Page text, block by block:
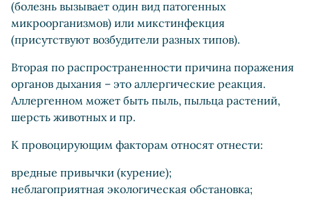
(болезнь вызывает один вид патогенных
микроорганизмов) или микстинфекция
(присутствуют возбудители разных типов).
Вторая по распространенности причина поражения
органов дыхания – это аллергические реакция.
Аллергенном может быть пыль, пыльца растений,
шерсть животных и пр.
К провоцирующим факторам относят отнести:
вредные привычки (курение);
неблагоприятная экологическая обстановка;